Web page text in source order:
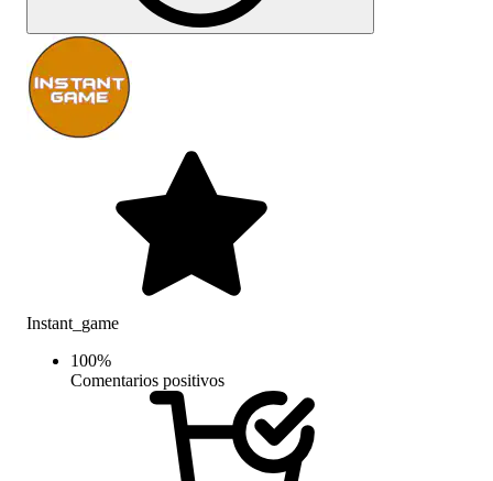
Instant_game
100%
Comentarios positivos